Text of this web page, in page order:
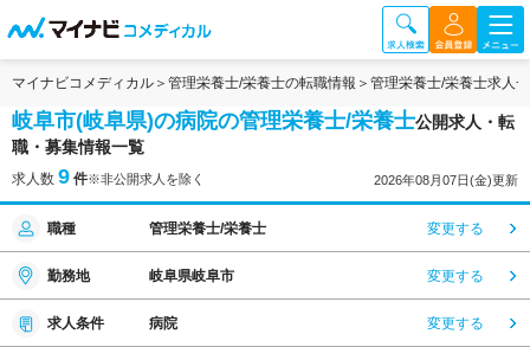
マイナビコメディカル 管理栄養士/栄養士の転職情報 管理栄養士/栄養士求人
岐阜市(岐阜県)の病院の管理栄養士/栄養士公開求人・転
職・募集情報一覧
求人数 9 件※非公開求人を除く 2026年08月07日(金)更新
職種 管理栄養士/栄養士 変更する
勤務地 岐阜県岐阜市 変更する
求人条件 病院 変更する